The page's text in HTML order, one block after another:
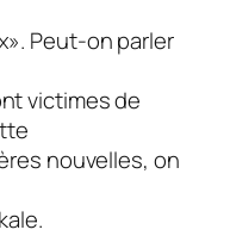
Peut-on parler
victimes de
nouvelles, on